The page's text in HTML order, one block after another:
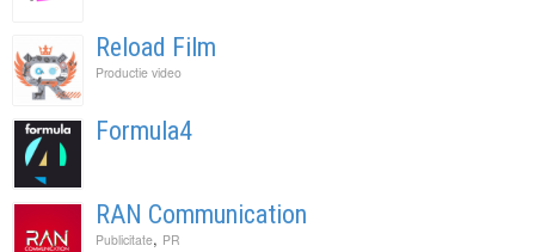
Reload Film
Productie video
Formula4
RAN Communication
Publicitate, PR